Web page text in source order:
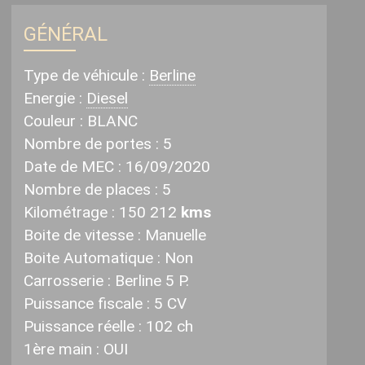
GÉNÉRAL
Type de véhicule : Berline
Energie : Diesel
Couleur : BLANC
Nombre de portes : 5
Date de MEC : 16/09/2020
Nombre de places : 5
Kilométrage : 150 212 kms
Boite de vitesse : Manuelle
Boite Automatique : Non
Carrosserie : Berline 5 P.
Puissance fiscale : 5 CV
Puissance réelle : 102 ch
1ère main : OUI